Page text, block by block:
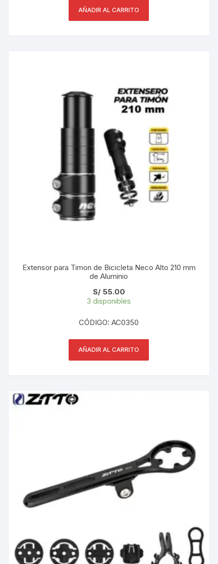
AÑADIR AL CARRITO
Extensor para Timon de Bicicleta Neco Alto 210 mm
de Aluminio
S/55.00
3 disponibles
CÓDIGO: AC0350
AÑADIR AL CARRITO